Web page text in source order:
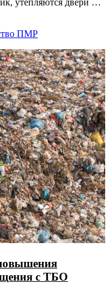
утепляются двери и
ПМР
с ТБО